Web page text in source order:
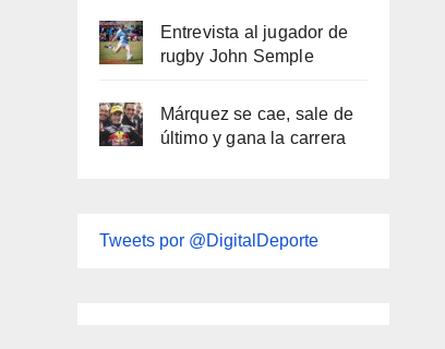
Entrevista al jugador de
rugby John Semple
Márquez se cae, sale de
último y gana la carrera
Tweets por @DigitalDeporte